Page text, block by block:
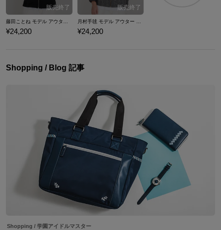
¥24,200 ¥24,200
Shopping / Blog 記事
Shopping / 学園アイドルマスター